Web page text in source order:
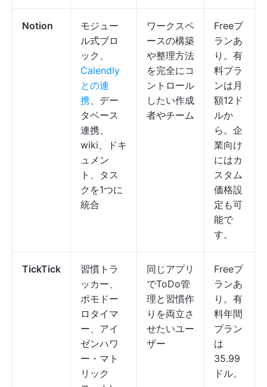
Notion
モジュー
ル式ブロ
ック、
Calendly
との連
携、デー
タベース
連携、
wiki、ドキ
ュメン
ト、タス
クを1つに
統合
ワークスペ
ースの構築
や整理方法
を完全にコ
ントロール
したい作成
者やチーム
Freeプ
ランあ
り。有
料プラ
ンは月
額12ド
ルか
ら。企
業向け
にはカ
スタム
価格設
定も可
能で
す。
TickTick
習慣トラ
ッカー、
ポモドー
ロタイマ
ー、アイ
ゼンハワ
ー・マト
リック
同じアプリ
でToDo管
理と習慣作
りを両立さ
せたいユー
ザー
Freeプ
ランあ
り。有
料年間
プラン
は
35.99
ドル。